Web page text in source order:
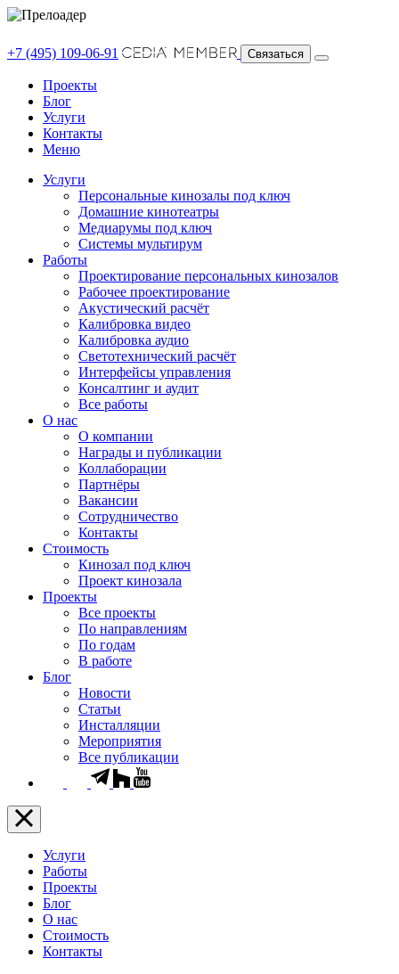
+7 (495) 109-06-91 Связаться
Проекты
Блог
Услуги
Контакты
Меню
Услуги
Персональные кинозалы под ключ
Домашние кинотеатры
Медиарумы под ключ
Системы мультирум
Работы
Проектирование персональных кинозалов
Рабочее проектирование
Акустический расчёт
Калибровка видео
Калибровка аудио
Светотехнический расчёт
Интерфейсы управления
Консалтинг и аудит
Все работы
О нас
О компании
Награды и публикации
Коллаборации
Партнёры
Вакансии
Сотрудничество
Контакты
Стоимость
Кинозал под ключ
Проект кинозала
Проекты
Все проекты
По направлениям
По годам
В работе
Блог
Новости
Статьи
Инсталляции
Мероприятия
Все публикации
Услуги
Работы
Проекты
Блог
О нас
Стоимость
Контакты